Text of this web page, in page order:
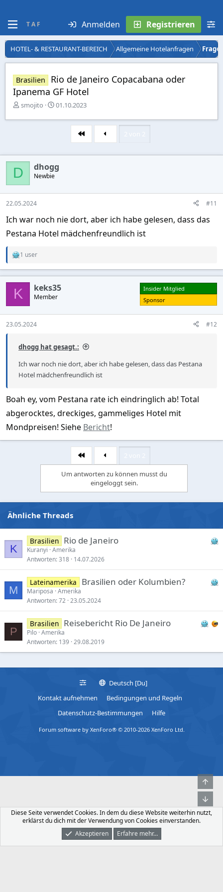
T A F Anmelden Registrieren
HOTEL- & RESTAURANT-BEREICH Allgemeine Hotelanfragen
Brasilien
Rio de Janeiro Copacabana oder
Ipanema GF Hotel
E
s
l
e
r
smojito
E
s
l
t
01.10.2023
Erste
D dhogg
Newbie
22.05.2024 #11
Ich war noch nie dort, aber ich habe gelesen, dass das
Pestana Hotel mädchenfreundlich ist
R
c
o
n
s
:
1 user
K keks35
Member
Insider Mitglied
Sponsor
23.05.2024 #12
dhogg hat gesagt.:
Ich war noch nie dort, aber ich habe gelesen, dass das Pestana
Hotel mädchenfreundlich ist
Boah ey, vom Pestana rate ich eindringlich ab! Total
abgerocktes, dreckiges, gammeliges Hotel mit
Mondpreisen! Siehe Bericht!
Erste
Um antworten zu können musst du
eingeloggt sein.
Ähnliche Threads
K
Brasilien Rio de Janeiro
Kuranyi Amerika
Antworten 318 14.07.2026
M
Lateinamerika Brasilien oder Kolumbien?
Mariposa Amerika
Antworten 72 23.05.2024
P
Brasilien Reisebericht Rio De Janeiro
Pilo Amerika
Antworten 139 29.08.2019
Deutsch [Du]
Kontakt aufnehmen
Bedingungen und Regeln
Datenschutz-Bestimmungen
Hilfe
Forum software by XenForo® © 2010-2026 XenForo Ltd.
Was Ist Neu Dunkler Modus Anmelden
Diese Seite verwendet Cookies. In dem du diese Website weiterhin nutzt,
erklärst du dich mit der Verwendung von Cookies einverstanden.
Akzeptieren
Erfahre mehr…